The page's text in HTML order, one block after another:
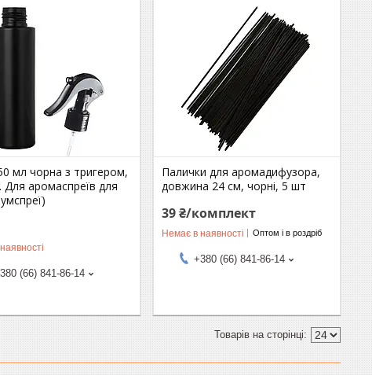
мл чорна з тригером,
Для аромаспреїв для
(66) 841-86-14
Палички для аромадифузора,
довжина 24 см, чорні, 5 шт
39 ₴/комплект
Немає в наявності Оптом і в роздріб
+380 (66) 841-86-14